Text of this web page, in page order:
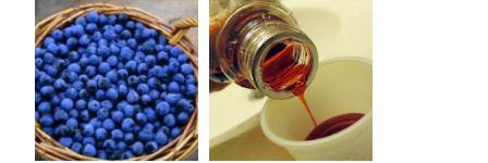
открытом грунте
лучше делать